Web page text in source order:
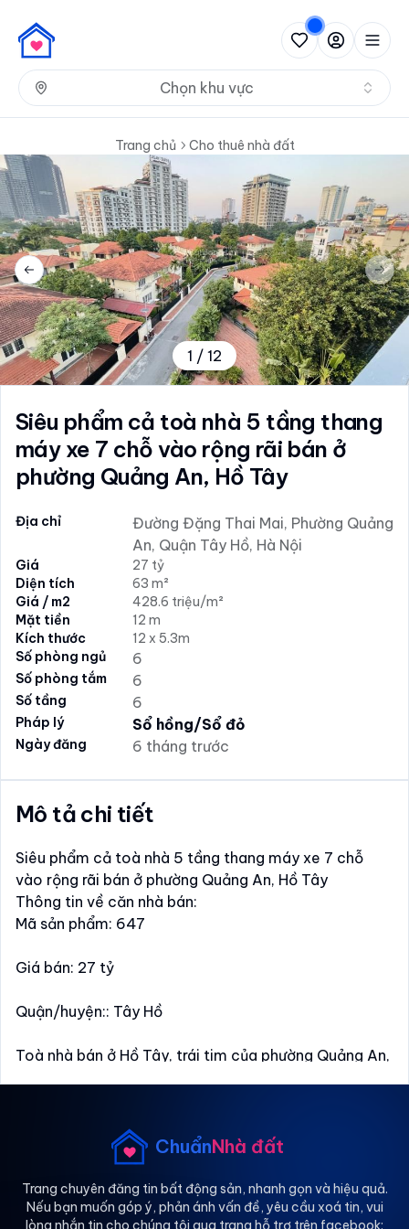
Chọn khu vực
Trang chủ Cho thuê nhà đất
Previous slide
1 / 12
Siêu phẩm cả toà nhà 5 tầng thang
máy xe 7 chỗ vào rộng rãi bán ở
phường Quảng An, Hồ Tây
Địa chỉ
Đường Đặng Thai Mai, Phường Quảng
An, Quận Tây Hồ, Hà Nội
Giá
27 tỷ
Diện tích
63 m²
Giá / m2
428.6 triệu/m²
Mặt tiền
12 m
Kích thước
12 x 5.3m
Số phòng ngủ
6
Số phòng tắm 6
Số tầng 6
Pháp lý Sổ hồng/Sổ đỏ
Ngày đăng 6 tháng trước
Mô tả chi tiết
Siêu phẩm cả toà nhà 5 tầng thang máy xe 7 chỗ
vào rộng rãi bán ở phường Quảng An, Hồ Tây
Thông tin về căn nhà bán:
Mã sản phẩm: 647
Giá bán: 27 tỷ
Quận/huyện:: Tây Hồ
Toà nhà bán ở Hồ Tây, trái tim của phường Quảng An,
thu loanh quanh 70-80tr/tháng, xe hơi đỗ trước cửa
nhà, mặt tiền đáng mơ ước 13m nở hậu, tạo lên toà
nhà uy nghi, vuông đẹp. Diện tích sổ 63,2m² tầng 1, từ
tầng 2-5 diện tích 80m², sổ đỏ chính chủ, khu không
ChuẩnNhà đất
Trang chuyên đăng tin bất động sản, nhanh gọn và hiệu quả.
Nếu bạn muốn góp ý, phản ánh vấn đề, yêu cầu xoá tin, vui
lòng nhắn tin cho chúng tôi qua trang hỗ trợ trên facebook: